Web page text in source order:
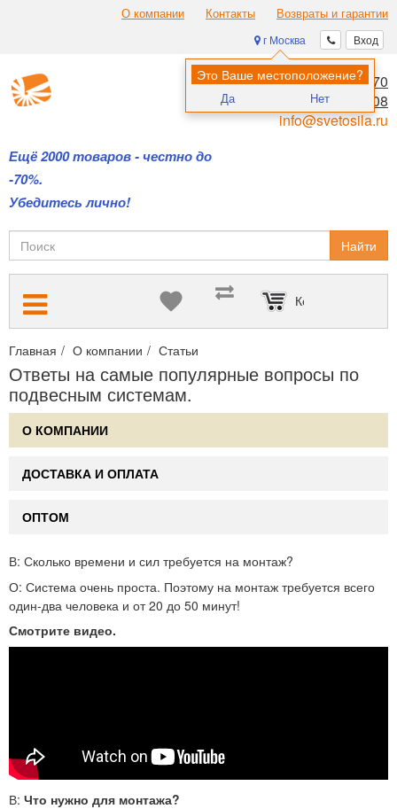
О компании Контакты Возвраты и гарантии
Вход
г Москва
Это Ваше местоположение?
Да Нет
Ещё 2000 товаров - честно до
-70%.
Убедитесь лично!
8 (495) 970-00-70
8 (800) 700-11-08
info@svetosila.ru
Найти
Корзина пуста
Главная О компании Статьи
Ответы на самые популярные вопросы по
подвесным системам.
О КОМПАНИИ
ДОСТАВКА И ОПЛАТА
ОПТОМ
В: Сколько времени и сил требуется на монтаж?
О: Система очень проста. Поэтому на монтаж требуется всего
один-два человека и от 20 до 50 минут!
Смотрите видео.
В: Что нужно для монтажа?